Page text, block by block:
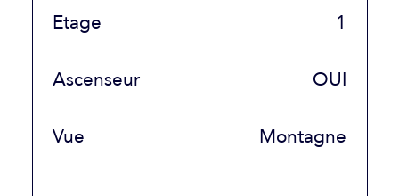
Etage 1
Ascenseur OUI
Vue Montagne